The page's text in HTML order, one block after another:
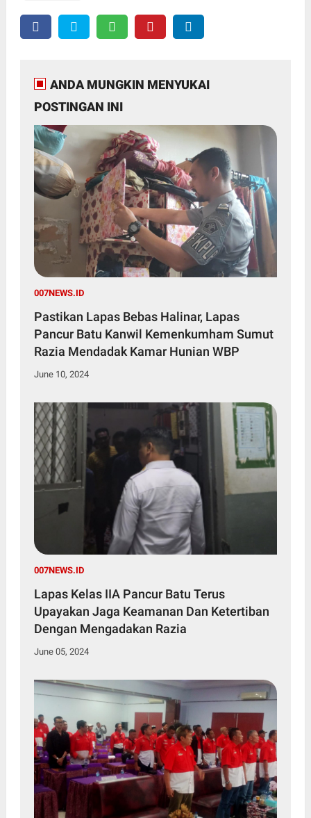
ANDA MUNGKIN MENYUKAI
POSTINGAN INI
007NEWS.ID
Pastikan Lapas Bebas Halinar, Lapas
Pancur Batu Kanwil Kemenkumham Sumut
Razia Mendadak Kamar Hunian WBP
June 10, 2024
007NEWS.ID
Lapas Kelas IIA Pancur Batu Terus
Upayakan Jaga Keamanan Dan Ketertiban
Dengan Mengadakan Razia
June 05, 2024